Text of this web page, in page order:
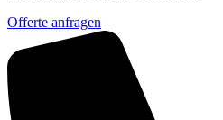
Offerte anfragen